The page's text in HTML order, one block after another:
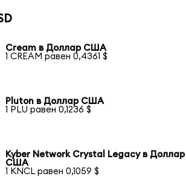
Cream в Доллар США
1 CREAM равен 0,4361 $
Pluton в Доллар США
1 PLU равен 0,1236 $
Kyber Network Crystal Legacy в Доллар
США
1 KNCL равен 0,1059 $